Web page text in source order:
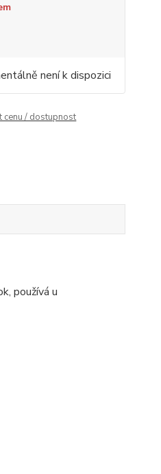
není k dispozici
cenu / dostupnost
používá u